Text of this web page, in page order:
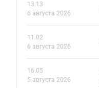
13.13
6 августа 2026
11.02
6 августа 2026
16.05
5 августа 2026